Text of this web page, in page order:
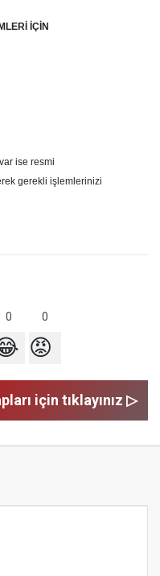
İÇİN
var ise resmi
gerekli işlemlerinizi
0 0
😡
için tıklayınız ▷